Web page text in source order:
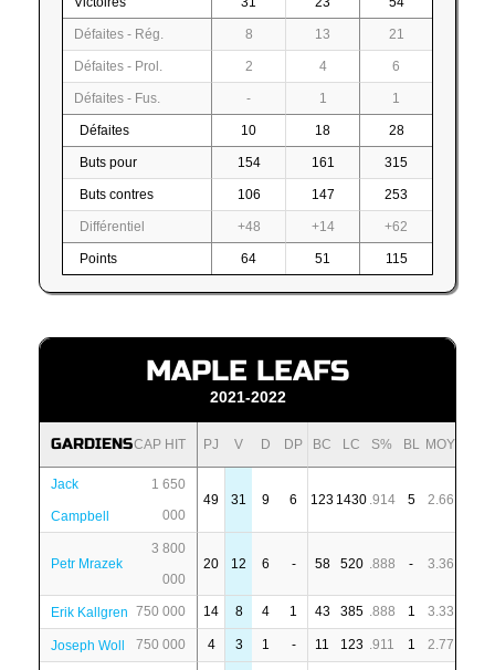
Défaites - Rég. 8 13 21
Défaites - Prol. 2 4 6
Défaites - Fus. - 1 1
Défaites 10 18 28
Buts pour 154 161 315
Buts contres 106 147 253
Différentiel +48 +14 +62
Points 64 51 115
MAPLE LEAFS
2021-2022
GARDIENSCAP HIT PJ V D DP BC LC S% BL MOY
Jack
Campbell
1 650
000
49 31 9 6 123 1430 .914 5 2.66
Petr Mrazek
3 800
000
20 12 6 - 58 520 .888 - 3.36
Erik Kallgren 750 000 14 8 4 1 43 385 .888 1 3.33
Joseph Woll 750 000 4 3 1 - 11 123 .911 1 2.77